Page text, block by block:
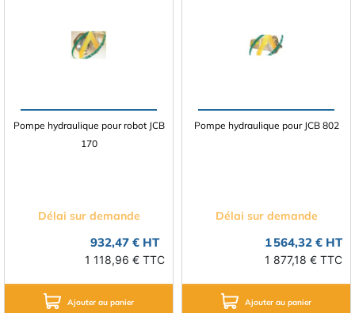
Pompe hydraulique pour robot JCB
170
Délai sur demande
932,47 € HT
1 118,96 € TTC
Ajouter au panier
Pompe hydraulique pour JCB 802
Délai sur demande
1 564,32 € HT
1 877,18 € TTC
Ajouter au panier